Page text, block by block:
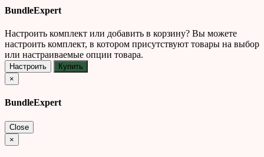
BundleExpert
Настроить комплект или добавить в корзину? Вы можете
настроить комплект, в котором присутствуют товары на выбор
или настраиваемые опции товара.
Настроить
Купить
×
BundleExpert
Close
×